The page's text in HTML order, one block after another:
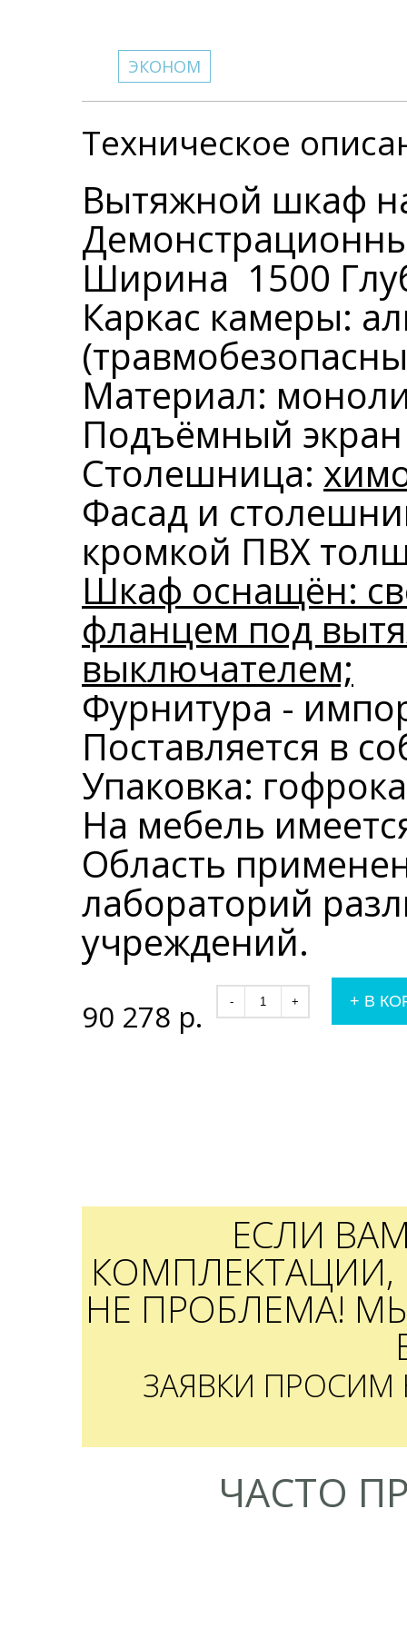
ЭКОНОМ
Техническое
Вытяжной шкаф
Ширина 1500
Каркас камеры:
Материал:
Подъёмный
Столешница:
Фасад и
кромкой ПВХ
Шкаф оснащён:
фланцем под
выключателем;
Фурнитура -
Поставляется в
Упаковка:
На мебель
Область
лабораторий
учреждений.
90 278 р. - + + В
ЕСЛИ
КОМПЛЕКТАЦИИ,
НЕ ПРОБЛЕМА!
ЗАЯВКИ
ЧАСТО